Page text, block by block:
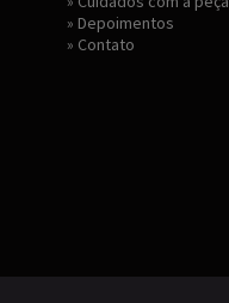
» Depoimentos
» Contato